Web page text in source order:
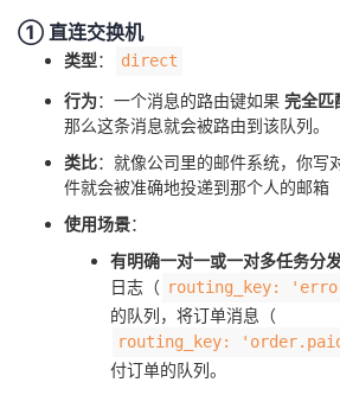
开
的
Programs
的
① 直连交换机
类型： direct
行为：一个消息的路由键如果 完全匹
那么这条消息就会被路由到该队列。
类比：就像公司里的邮件系统，你写
件就会被准确地投递到那个人的邮箱
使用场景：
有明确一对一或一对多任务分
日志（ routing_key:
的队列，将订单消息（
routing_key:
付订单的队列。